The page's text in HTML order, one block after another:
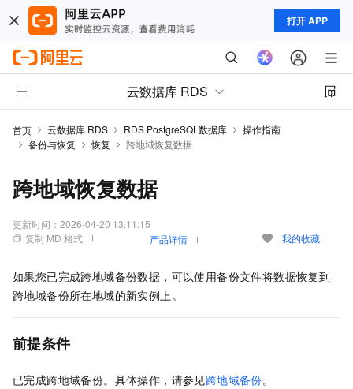
打开 APP
云数据库 RDS
首页 云数据库 RDS RDS PostgreSQL数据库
操作指南
备份与恢复
恢复 跨地域恢复数据
跨地域恢复数据
更新时间： 2026-04-20 13:11:15
复制 MD 格式
产品详情 我的收藏
如果您已完成跨地域备份数据，可以使用备份文件将数据恢复到
跨地域备份所在地域的新实例上。
前提条件
已完成跨地域备份。具体操作，请参见跨地域备份。